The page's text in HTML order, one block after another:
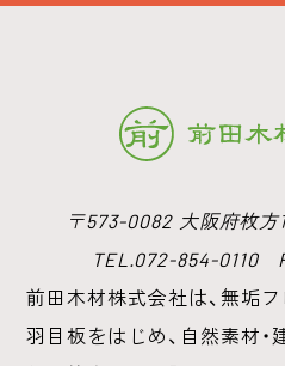
〒573-0082 大阪府枚
TEL.072-854-0110
前田木材株式会社は、無垢フ
羽目板をはじめ、 自然素材・